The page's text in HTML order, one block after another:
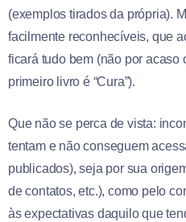
(exemplos tirados da própria).
facilmente reconhecíveis, que
ficará tudo bem (não por acaso
primeiro livro é “Cura”).
Que não se perca de vista:
tentam e não conseguem
publicados), seja por sua
de contatos, etc.), como pelo
às expectativas daquilo que